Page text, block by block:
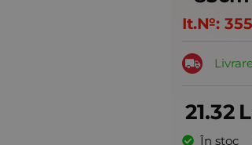
It.№:
21.32
În stoc